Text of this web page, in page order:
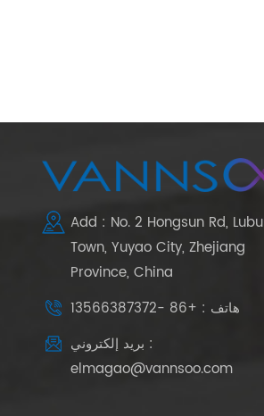
Add : No. 2 Hongsun Rd, Lubu
Town, Yuyao City, Zhejiang
Province, China
هاتف : +86 -13566387372
بريد إلكتروني :
elmagao@vannsoo.com